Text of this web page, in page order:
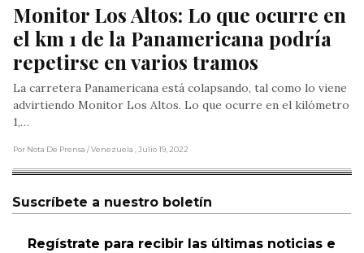
Monitor Los Altos: Lo que ocurre en
el km 1 de la Panamericana podría
repetirse en varios tramos
La carretera Panamericana está colapsando, tal como lo viene
advirtiendo Monitor Los Altos. Lo que ocurre en el kilómetro
1,…
Por Nota De Prensa / Venezuela , Julio 19, 2022
Suscríbete a nuestro boletín
Regístrate para recibir las últimas noticias e